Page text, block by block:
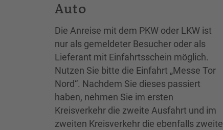
Auto
Die Anreise mit dem PKW oder LKW ist
nur als gemeldeter Besucher oder als
Lieferant mit Einfahrtsschein möglich.
Nutzen Sie bitte die Einfahrt „Messe Tor
Nord“. Nachdem Sie dieses passiert
haben, nehmen Sie im ersten
Kreisverkehr die zweite Ausfahrt und im
zweiten Kreisverkehr die ebenfalls zweite